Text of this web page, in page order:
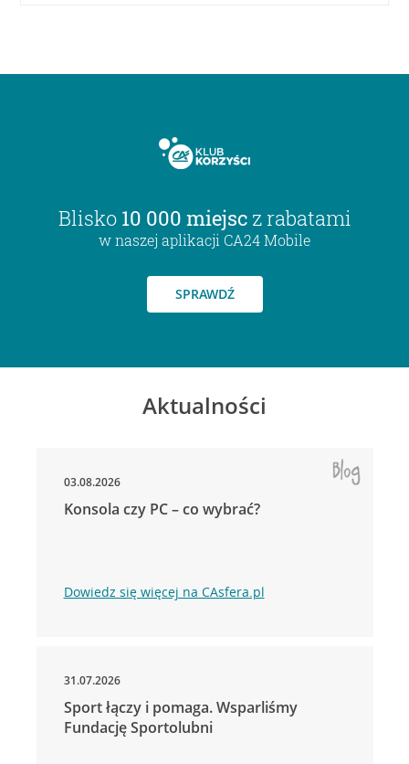
Blisko 10 000 miejsc z rabatami
w naszej aplikacji CA24 Mobile
SPRAWDŹ
Aktualności
03.08.2026
Konsola czy PC – co wybrać?
Dowiedz się więcej na CAsfera.pl
31.07.2026
Sport łączy i pomaga. Wsparliśmy
Fundację Sportolubni